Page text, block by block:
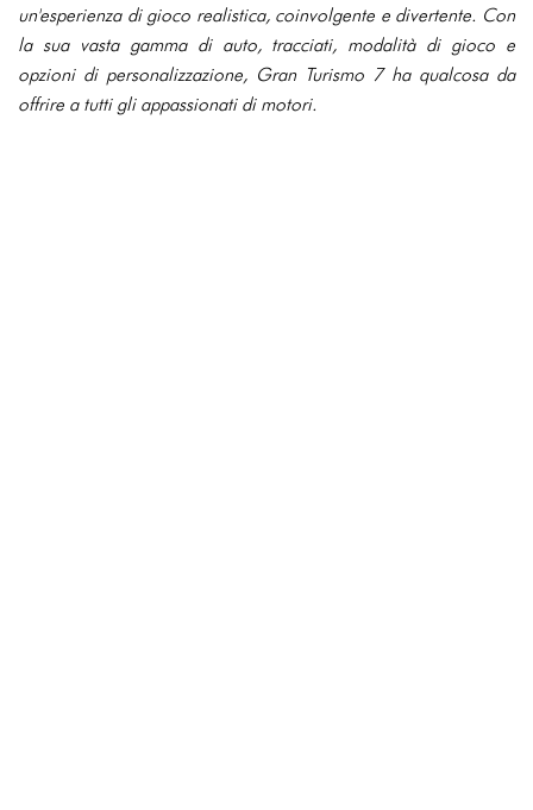
un'esperienza di gioco realistica, coinvolgente e divertente. Con
la sua vasta gamma di auto, tracciati, modalità di gioco e
opzioni di personalizzazione, Gran Turismo 7 ha qualcosa da
offrire a tutti gli appassionati di motori.